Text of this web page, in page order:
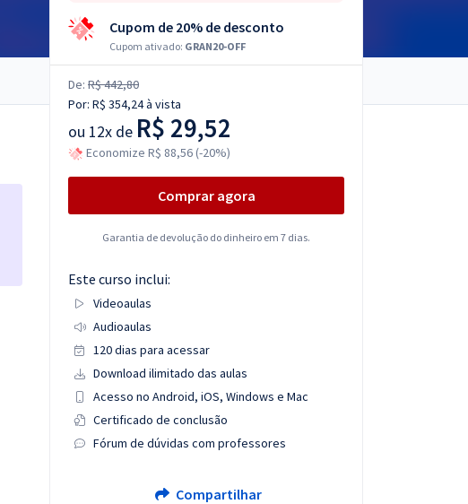
Cupom de 20% de desconto
Cupom ativado: GRAN20-OFF
De: R$ 442,80
Por: R$ 354,24à vista
ou 12x de R$ 29,52
Economize R$ 88,56 (-20%)
Comprar agora
Garantia de devolução do dinheiro em 7 dias.
Este curso inclui:
Videoaulas
Audioaulas
120 dias para acessar
Download ilimitado das aulas
Acesso no Android, iOS, Windows e Mac
Certificado de conclusão
Fórum de dúvidas com professores
Compartilhar